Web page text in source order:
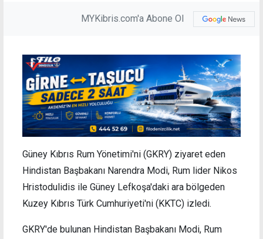
MYKibris.com'a Abone Ol
Güney Kıbrıs Rum Yönetimi'ni (GKRY) ziyaret eden
Hindistan Başbakanı Narendra Modi, Rum lider Nikos
Hristodulidis ile Güney Lefkoşa'daki ara bölgeden
Kuzey Kıbrıs Türk Cumhuriyeti'ni (KKTC) izledi.
GKRY'de bulunan Hindistan Başbakanı Modi, Rum